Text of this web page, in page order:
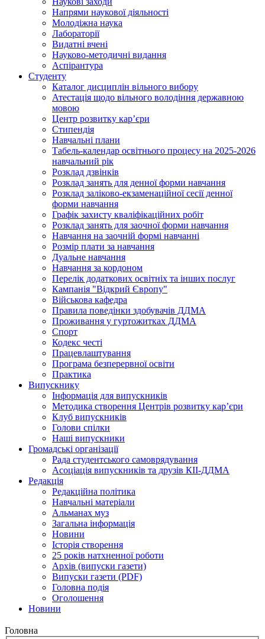
Напрями наукової діяльності
Молодіжна наука
Лабораторії
Видатні вчені
Науково-методичні видання
Аспірантура
Студенту
Каталог дисциплін вільного вибору
Атестація щодо вільного володіння державною
мовою
Центр розвитку кар’єри
Стипендія
Навчальні плани
Табель-календар освітнього процесу на 2025-2026
навчальний рік
Розклад дзвінків
Розклад занять для денної форми навчання
Розклад заліково-екзаменаційної сесії денної
форми навчання
Графік захисту кваліфікаційних робіт
Розклад занять для заочної форми навчання
Навчання на заочній формі навчанні
Розмір плати за навчання
Дуальне навчання
Навчання за кордоном
Перелік додаткових освітніх та інших послуг
Кампанія "Відкрий Європу"
Військова кафедра
Правила поведінки здобувачів ДДМА
Проживання у гуртожитках ДДМА
Спорт
Кодекс честі
Працевлаштування
Програма безперервної освіти
Практика
Випускнику
Інформація для випускників
Методика створення Центрів розвитку кар’єри
Клуб випускників
Голови спілки
Наші випускники
Громадські організації
Рада студентського самоврядування
Асоціація випускників та друзів КІІ-ДДМА
Редакція
Редакційна політика
Навчальні матеріали
Альманах муз
Загальна інформація
Новини
Історія створення
25 років натхненної роботи
Архів (випуски газети)
Випуски газети (PDF)
Головна подія
Оголошення
Новини
Головна